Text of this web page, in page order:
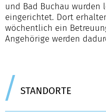
und Bad Buchau wurden
eingerichtet. Dort
wöchentlich ein
Angehörige werden
STANDORTE